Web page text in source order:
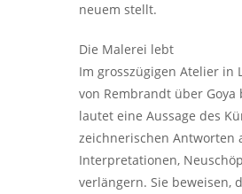
neuem stellt.
Die Malerei lebt
Im grosszügigen Atelier in
von Rembrandt über
lautet eine Aussage des
zeichnerischen Antworten
Interpretationen,
verlängern. Sie beweisen,